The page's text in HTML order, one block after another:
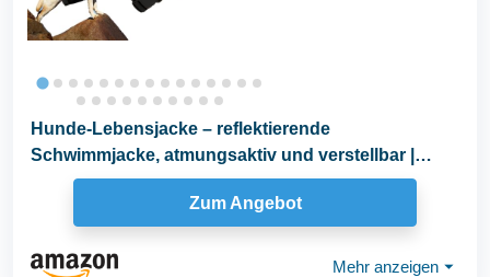
Hunde-Lebensjacke – reflektierende
Schwimmjacke, atmungsaktiv und verstellbar |
Wasserweste für...
Zum Angebot
Mehr anzeigen ⏷